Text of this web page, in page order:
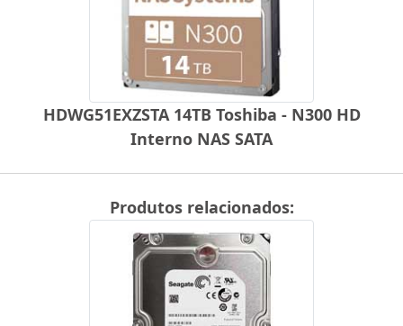
HDWG51EXZSTA 14TB Toshiba - N300 HD
Interno NAS SATA
Produtos relacionados: